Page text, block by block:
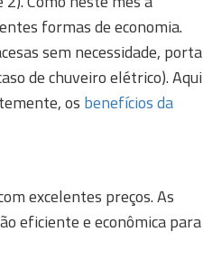
formas de economia.
sem necessidade, porta
de chuveiro elétrico). Aqui
os benefícios da
excelentes preços. As
eficiente e econômica para